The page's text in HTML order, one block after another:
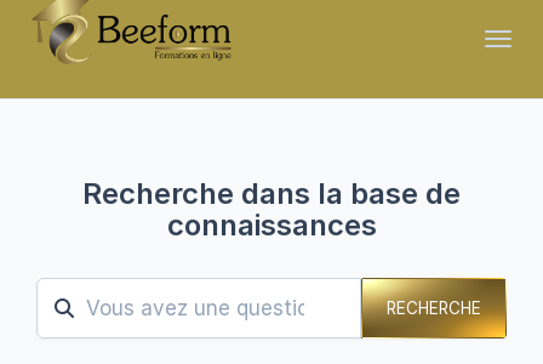
Recherche dans la base de
connaissances
RECHERCHE